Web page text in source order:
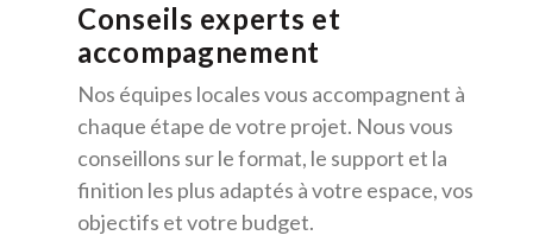
Conseils experts et
accompagnement
Nos équipes locales vous accompagnent à
chaque étape de votre projet. Nous vous
conseillons sur le format, le support et la
finition les plus adaptés à votre espace, vos
objectifs et votre budget.